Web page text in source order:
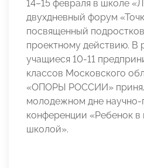
14–15 февраля в школе
двухдневный форум
посвященный
проектному действию. В
учащиеся 10-11
классов Московского
«ОПОРЫ РОССИИ»
молодежном дне научно-
конференции «Ребенок в
школой».